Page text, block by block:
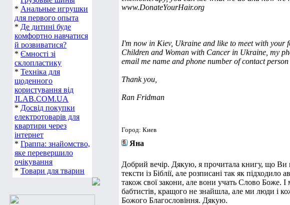
* Анальные игрушки
для первого опыта
* Де дитині буде
комфортно навчатися
й розвиватися?
* Ємності зі
склопластику
* Техніка для
щоденного
користування від
JLAB.COM.UA
* Досвід покупки
електротоварів для
квартири через
інтернет
* Граппа: знайомство,
яке перевершило
очікування
* Товари для тварин
www.DonateYourHair.org
I'm now in Kiev, Ukraine and like to meet with your
Children and Woman with Cancer in Ukraine, my
email me name and phone number of contact
Thank you,
Ran Fridman
Город: Киев
Яна
Добрий вечір. Дякую, я прочитала книгу, що Ви
тексти із Біблії, але розписані так як
також свої закони, але вони учать Слово Боже.
бабтистів, кращого не знайшла, але ми люди і
Божого Благословіння. Дякую.